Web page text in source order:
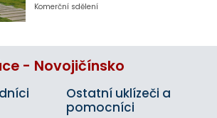
Komerční sdělení
- Novojičínsko
Ostatní uklízeči a
pomocníci